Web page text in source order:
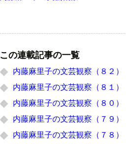
この連載記事の一覧
内藤麻里子の文芸観察（８２）
内藤麻里子の文芸観察（８１）
内藤麻里子の文芸観察（８０）
内藤麻里子の文芸観察（７９）
内藤麻里子の文芸観察（７８）